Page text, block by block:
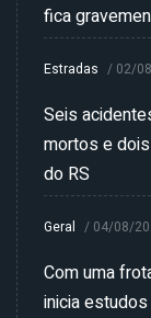
fica
Estradas / 02/
Seis
mortos e
do RS
Geral / 04/08/
Com uma
inicia